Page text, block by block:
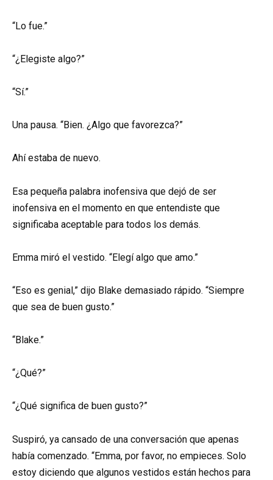
“Lo fue.”
“¿Elegiste algo?”
“Sí.”
Una pausa. “Bien. ¿Algo que favorezca?”
Ahí estaba de nuevo.
Esa pequeña palabra inofensiva que dejó de ser
inofensiva en el momento en que entendiste que
significaba aceptable para todos los demás.
Emma miró el vestido. “Elegí algo que amo.”
“Eso es genial,” dijo Blake demasiado rápido. “Siempre
que sea de buen gusto.”
“Blake.”
“¿Qué?”
“¿Qué significa de buen gusto?”
Suspiró, ya cansado de una conversación que apenas
había comenzado. “Emma, por favor, no empieces. Solo
estoy diciendo que algunos vestidos están hechos para